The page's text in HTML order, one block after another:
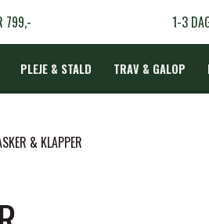
799,- 1-3
PLEJE & STALD TRAV & GALOP
& KLAPPER